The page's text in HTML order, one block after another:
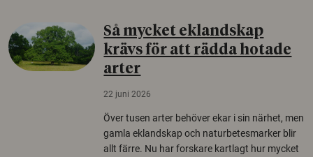
Så mycket eklandskap
krävs för att rädda hotade
arter
22 juni 2026
Över tusen arter behöver ekar i sin närhet, men
gamla eklandskap och naturbetesmarker blir
allt färre. Nu har forskare kartlagt hur mycket